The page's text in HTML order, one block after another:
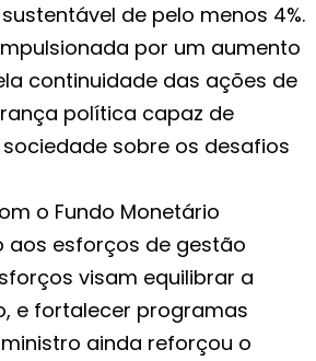
de pelo menos 4%.
por um aumento
continuidade das ações de
política capaz de
sobre os desafios
o Fundo Monetário
aos esforços de gestão
visam equilibrar a
e fortalecer programas
ainda reforçou o